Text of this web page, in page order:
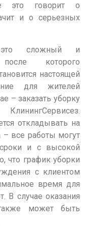
это говорит о
и о серьезных
сложный и
которого
настоящей
для жителей
– заказать уборку
откладывать на
– все работы могут
и с высокой
что график уборки
с клиентом
время для
В случае оказания
может быть